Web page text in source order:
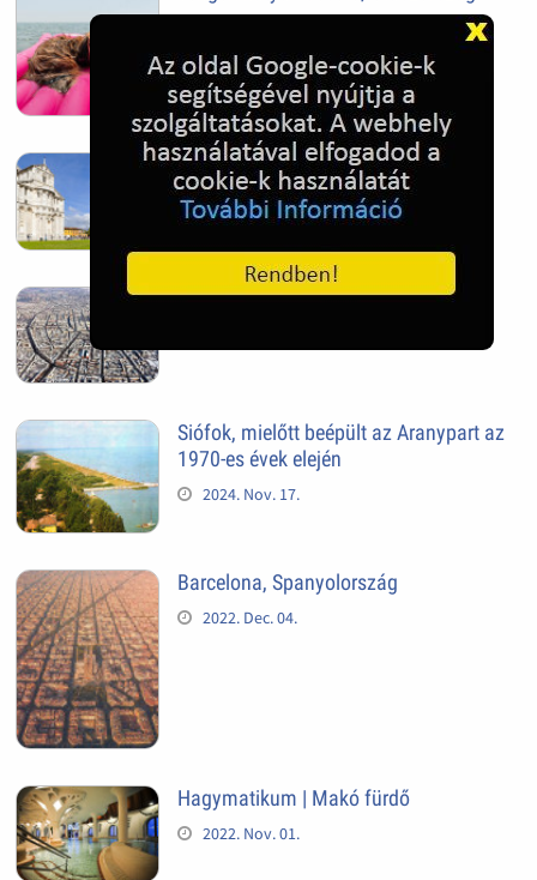
Pisai ferde torony
2025. Oct. 28.
Szeged
Siófok, mielőtt beépült az Aranypart az
1970-es évek elején
2024. Nov. 17.
Barcelona, Spanyolország
2022. Dec. 04.
Hagymatikum | Makó fürdő
2022. Nov. 01.